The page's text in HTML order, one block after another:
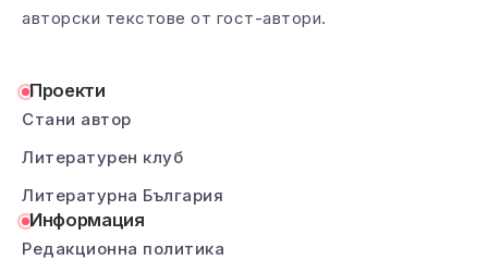
авторски текстове от гост-автори.
Проекти
Стани автор
Литературен клуб
Литературна България
Информация
Редакционна политика